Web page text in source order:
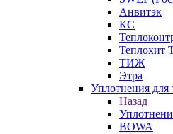
Анвитэк
КС
Теплохит
ТИЖ
Этра
Уплотнения для
Назад
BOWA